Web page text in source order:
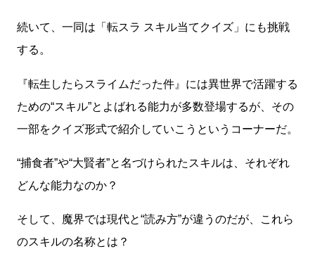
続いて、一同は「転スラ スキル当てクイズ」にも挑戦
する。
『転生したらスライムだった件』には異世界で活躍する
ための“スキル”とよばれる能力が多数登場するが、その
一部をクイズ形式で紹介していこうというコーナーだ。
“捕食者”や“大賢者”と名づけられたスキルは、それぞれ
どんな能力なのか？
そして、魔界では現代と“読み方”が違うのだが、これら
のスキルの名称とは？